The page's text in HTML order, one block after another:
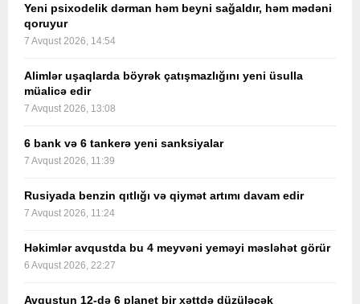
Yeni psixodelik dərman həm beyni sağaldır, həm mədəni
qoruyur
7 Avqust 2026, 14:54
Alimlər uşaqlarda böyrək çatışmazlığını yeni üsulla
müalicə edir
7 Avqust 2026, 13:08
6 bank və 6 tankerə yeni sanksiyalar
7 Avqust 2026, 11:39
Rusiyada benzin qıtlığı və qiymət artımı davam edir
7 Avqust 2026, 11:24
Həkimlər avqustda bu 4 meyvəni yeməyi məsləhət görür
6 Avqust 2026, 22:27
Avqustun 12-də 6 planet bir xəttdə düzüləcək